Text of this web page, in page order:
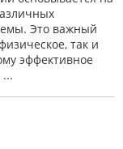
Это важный
так и
эффективное